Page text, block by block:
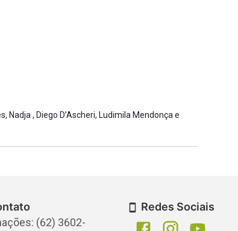
Nadja , Diego D’Ascheri, Ludimila Mendonça e
(62) 3602-
Redes Sociais